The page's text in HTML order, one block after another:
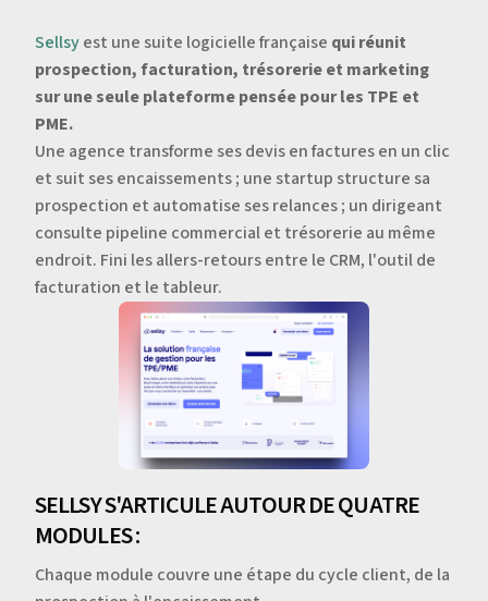
Sellsyest une suite logicielle française qui réunit
prospection, facturation, trésorerie et marketing
sur une seule plateforme pensée pour les TPE et
PME.
Une agence transforme ses devis en factures en un clic
et suit ses encaissements ; une startup structure sa
prospection et automatise ses relances ; un dirigeant
consulte pipeline commercial et trésorerie au même
endroit. Fini les allers-retours entre le CRM, l'outil de
facturation et le tableur.
SELLSY S'ARTICULE AUTOUR DE QUATRE
MODULES :
Chaque module couvre une étape du cycle client, de la